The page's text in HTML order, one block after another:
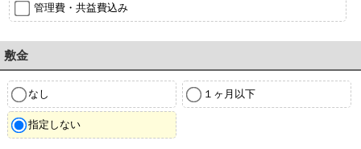
管理費・共益費込み
敷金
なし １ヶ月以下
指定しない